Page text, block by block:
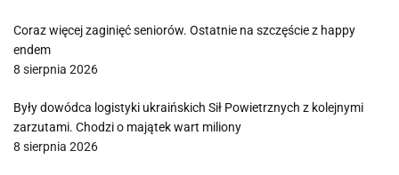
Coraz więcej zaginięć seniorów. Ostatnie na szczęście z happy
endem
8 sierpnia 2026
Były dowódca logistyki ukraińskich Sił Powietrznych z kolejnymi
zarzutami. Chodzi o majątek wart miliony
8 sierpnia 2026